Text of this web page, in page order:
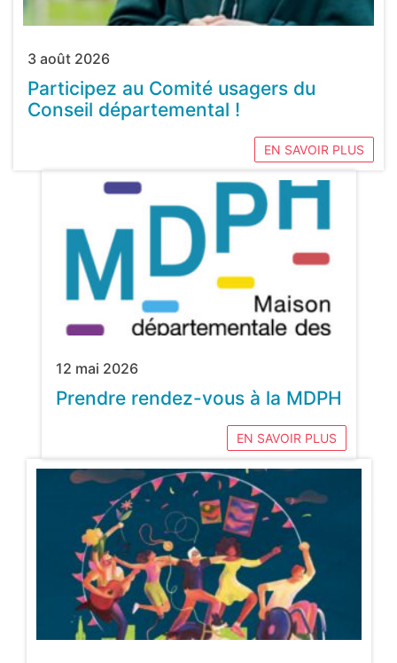
3 août 2026
Participez au Comité usagers du
Conseil départemental !
EN SAVOIR PLUS
12 mai 2026
Prendre rendez-vous à la MDPH
EN SAVOIR PLUS